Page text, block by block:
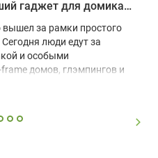
Почему проектор – лучший гаджет для домика в глэмпинге
за рамки простого
люди едут за
и особыми
домов, глэмпингов и
растет, и
в соцсетях,